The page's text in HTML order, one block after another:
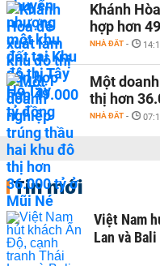
Khánh
hợp hơn
NHÀ ĐẤT -
Một
thị hơn
NHÀ ĐẤT -
Tin mới
Việt Nam
Lan và Bali